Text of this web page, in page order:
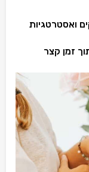
ואסטרטגיות
זמן קצר